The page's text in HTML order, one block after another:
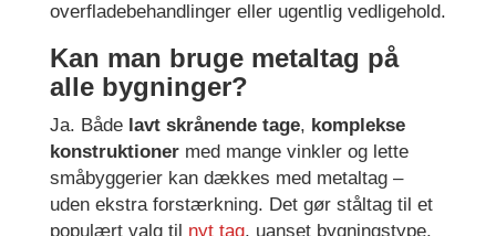
overfladebehandlinger eller ugentlig vedligehold.
Kan man bruge metaltag på
alle bygninger?
Ja. Både lavt skrånende tage, komplekse
konstruktionermed mange vinkler og lette
småbyggerier kan dækkes med metaltag –
uden ekstra forstærkning. Det gør ståltag til et
populært valg til nyt tag, uanset bygningstype.